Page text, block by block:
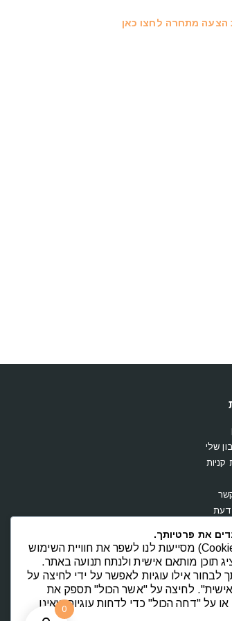
הצעה מתחרה לחצו כאן
שלי
קניות
דעת
את פרטיותך.
עוגיות (Cookies) מסייעות לנו לשפר את חוויית השימוש
תוכן מותאם אישית ולנתח תנועה באתר.
לבחור אילו עוגיות לאפשר על ידי לחיצה על
לחיצה על "אשר הכול" תספק את
על "דחה הכול" כדי לדחות עוגיות שאינן
0